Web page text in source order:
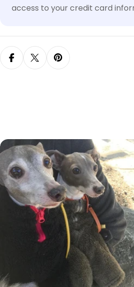
で
ま
access to your credit card